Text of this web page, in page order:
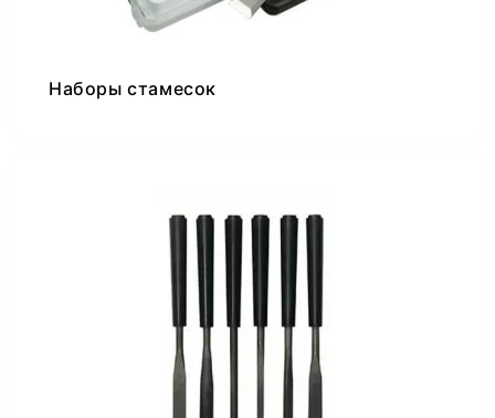
Наборы стамесок